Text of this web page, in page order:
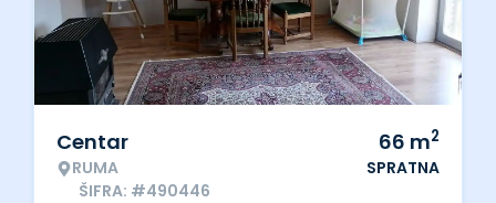
Centar
RUMA
ŠIFRA: #490446
66 m2
SPRATNA